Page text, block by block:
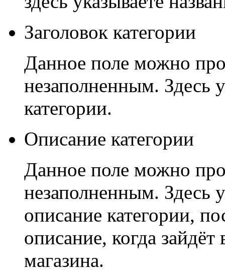
Заголовок категории
Данное поле можно
незаполненным. Здесь
категории.
Описание категории
Данное поле можно
незаполненным. Здесь
описание категории,
описание, когда
магазина.